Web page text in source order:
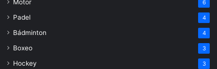
Motor 6
Padel 4
Bádminton 4
Boxeo 3
Hockey 3